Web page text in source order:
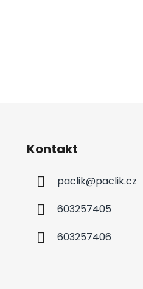
Kontakt
paclik@paclik.cz
603257405
603257406